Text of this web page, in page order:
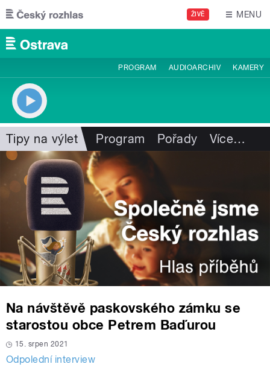
Přejít k hlavnímu obsahu
ŽIVĚ MENU
PROGRAM AUDIOARCHIV KAMERY
Tipy na výlet Program Pořady Více…
Na návštěvě paskovského zámku se
starostou obce Petrem Baďurou
15. srpen 2021
Odpolední interview